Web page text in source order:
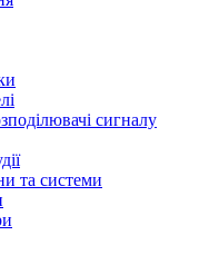
сигналу
та системи